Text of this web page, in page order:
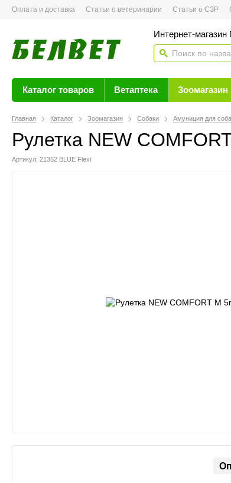
Оплата и доставка Статьи о ветеринарии Статьи о СЗР
Интернет-
Каталог товаров Ветаптека Зоомагазин
Главная Каталог Зоомагазин Собаки Амуниция для
Рулетка NEW
Артикул: 21352 BLUE Flexi